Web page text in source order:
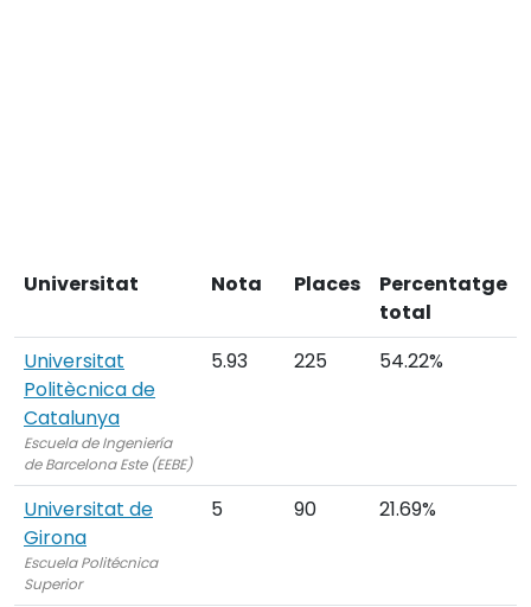
Universitat Nota Places
Percentatge
total
Universitat
Politècnica de
Catalunya
Escuela de Ingeniería
de Barcelona Este (EEBE)
5.93 225 54.22%
Universitat de
Girona
Escuela Politécnica
Superior
5 90 21.69%